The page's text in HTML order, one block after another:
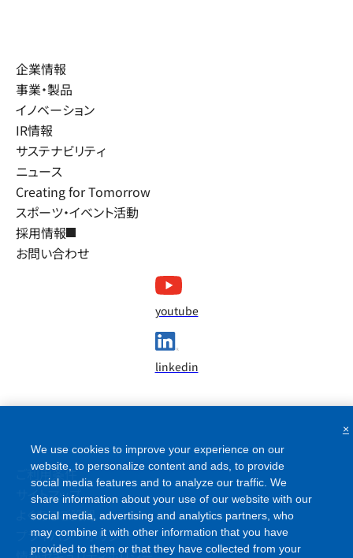
企業情報
事業・製品
イノベーション
IR情報
サステナビリティ
ニュース
Creating for Tomorrow
スポーツ・イベント活動
採用情報
お問い合わせ
youtube
linkedin
ご利用条件
サイトマップ
よくあるご質問
プライバシーポリシー
We use cookies to improve your experience on our
website, to personalize content and ads, to provide
social media features and to analyze our traffic. We
share information about your use of our website with our
social media, advertising and analytics partners, who
may combine it with other information that you have
provided to them or that they have collected from your
×